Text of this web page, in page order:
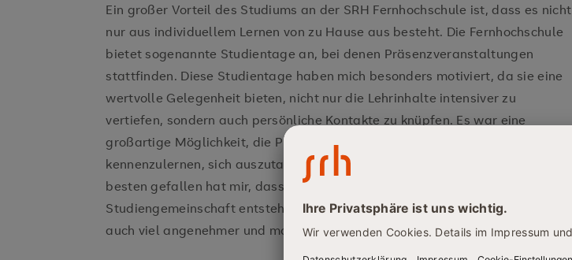
Ein großer Vorteil des Studiums an der SRH Fernhochschule ist, dass es nicht
nur aus individuellem Lernen von zu Hause aus besteht. Die Fernhochschule
bietet sogenannte Studientage an, bei denen Präsenzveranstaltungen
stattfinden. Diese Studientage haben mich besonders motiviert, da sie eine
wertvolle Gelegenheit bieten, nicht nur die Lehrinhalte intensiver zu
vertiefen, sondern auch persönliche Kontakte zu knüpfen. Es war eine
großartige Möglichkeit, die Professoren und Mitstudierenden besser
kennenzulernen, sich auszutauschen und ein Netzwerk aufzubauen. Am
besten gefallen hat mir, dass durch diese Veranstaltungen eine richtige
Studiengemeinschaft entsteht, die das Lernen nicht nur produktiver, sondern
auch viel angenehmer und motivierender macht.